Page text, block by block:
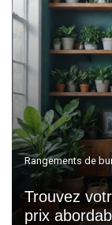
Rangements de
Trouvez
prix